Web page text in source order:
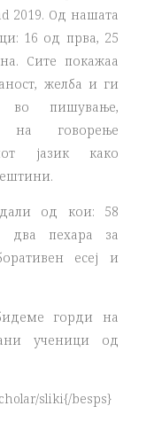
2019. Од нашата
16 од прва, 25
Сите покажаа
желба и ги
во пишување,
говорење
јазик како
од кои: 58
два пехара за
есеј и
горди на
ученици од
sliki{/besps}